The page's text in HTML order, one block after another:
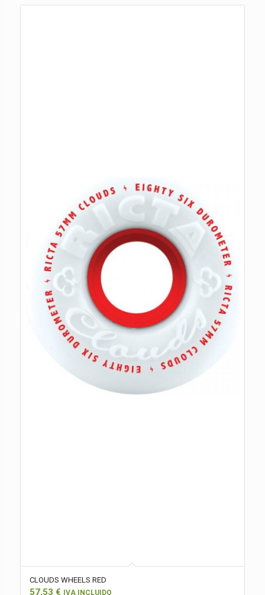
CLOUDS WHEELS RED
57,53 € IVA INCLUIDO